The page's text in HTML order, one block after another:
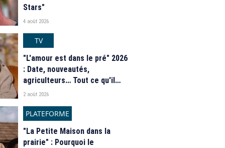
Stars"
4 août 2026
TV
"L'amour est dans le pré" 2026
: Date, nouveautés,
agriculteurs… Tout ce qu'il
faut savoir sur la saison 21 du
2 août 2026
PLATEFORME
"La Petite Maison dans la
prairie" : Pourquoi le